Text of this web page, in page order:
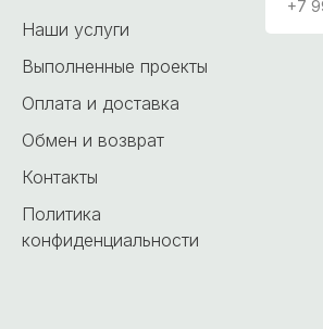
Наши услуги
Выполненные проекты
Оплата и доставка
Обмен и возврат
Контакты
Политика
конфиденциальности